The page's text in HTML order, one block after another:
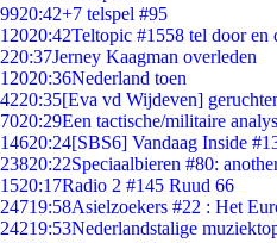
9920:42+7 telspel #95
12020:42Teltopic #1558 tel door en
220:37Jerney Kaagman overleden
12020:36Nederland toen
4220:35[Eva vd Wijdeven]
7020:29Een tactische/militaire
14620:24[SBS6] Vandaag Inside
23820:22Speciaalbieren #80:
1520:17Radio 2 #145 Ruud 66
24719:58Asielzoekers #22 : Het
24219:53Nederlandstalige